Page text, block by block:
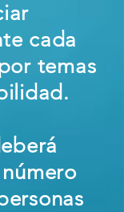
cada
temas